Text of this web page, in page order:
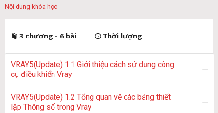
Nội dung khóa học
3 chương - 6 bài Thời lượng
VRAY5(Update) 1.1 Giới thiệu cách sử dụng công
cụ điều khiển Vray
VRAY5(Update) 1.2 Tổng quan về các bảng thiết
lập Thông số trong Vray